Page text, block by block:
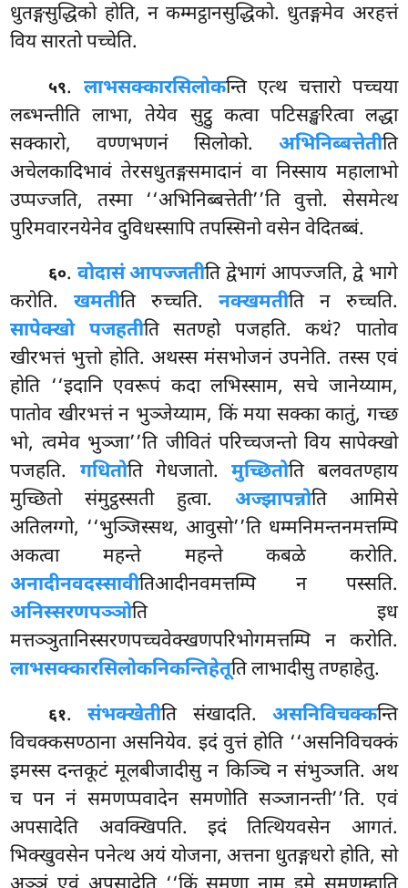
धुतङ्गसुद्धिको होति, न कम्मट्ठानसुद्धिको. धुतङ्गमेव अरहत्तं
विय सारतो पच्चेति.
५९. लाभसक्कारसिलोकन्तिएत्थ चत्तारो पच्चया
लब्भन्तीतिलाभा, तेयेव सुट्ठु कत्वा पटिसङ्खरित्वा लद्धा
सक्कारो, वण्णभणनं सिलोको. अभिनिब्बत्तेतीति
अचेलकादिभावं तेरसधुतङ्गसमादानं वा निस्साय महालाभो
उप्पज्जति, तस्मा ‘‘अभिनिब्बत्तेती’’ति वुत्तो. सेसमेत्थ
पुरिमवारनयेनेव दुविधस्सापि तपस्सिनो वसेन वेदितब्बं.
६०. वोदासं आपज्जतीति द्वेभागं आपज्जति, द्वे भागे
करोति.खमतीति रुच्चति. नक्खमतीति न रुच्चति.
सापेक्खो पजहतीति सतण्हो पजहति. कथं? पातोव
खीरभत्तं भुत्तो होति. अथस्स मंसभोजनं उपनेति. तस्स एवं
होति ‘‘इदानि एवरूपं कदा लभिस्साम, सचे जानेय्याम,
पातोव खीरभत्तं न भुञ्जेय्याम, किं मया सक्का कातुं, गच्छ
भो, त्वमेव भुञ्जा’’ति जीवितं परिच्चजन्तो विय सापेक्खो
पजहति. गधितोति गेधजातो.मुच्छितोति बलवतण्हाय
मुच्छितो संमुट्ठस्सती हुत्वा. अज्झापन्नोति आमिसे
अतिलग्गो, ‘‘भुञ्जिस्सथ, आवुसो’’ति धम्मनिमन्तनमत्तम्पि
अकत्वा महन्ते महन्ते कबळे करोति.
अनादीनवदस्सावीतिआदीनवमत्तम्पि न पस्सति.
अनिस्सरणपञ्ञोति इध
मत्तञ्ञुतानिस्सरणपच्चवेक्खणपरिभोगमत्तम्पि न करोति.
लाभसक्कारसिलोकनिकन्तिहेतूति लाभादीसु तण्हाहेतु.
६१.संभक्खेतीति संखादति. असनिविचक्कन्ति
विचक्कसण्ठाना असनियेव. इदं वुत्तं होति ‘‘असनिविचक्कं
इमस्स दन्तकूटं मूलबीजादीसु न किञ्चि न संभुञ्जति. अथ
च पन नं समणप्पवादेन समणोति सञ्जानन्ती’’ति. एवं
अपसादेति अवक्खिपति. इदं तित्थियवसेन आगतं.
भिक्खुवसेन पनेत्थ अयं योजना, अत्तना धुतङ्गधरो होति, सो